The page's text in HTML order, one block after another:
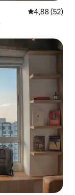
Gemiddelde
4,88 (52)